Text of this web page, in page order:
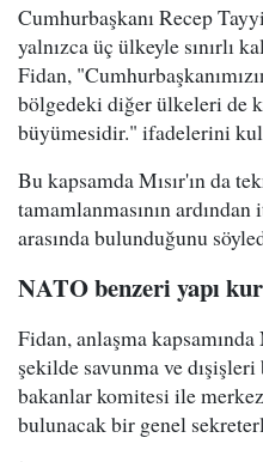
Cumhurbaşkanı Recep
yalnızca üç ülkeyle sınırlı
Fidan,
bölgedeki diğer ülkeleri de
büyümesidir." ifadelerini
Bu kapsamda Mısır'ın da
tamamlanmasının
arasında bulunduğunu
NATO benzeri yapı
Fidan, anlaşma
şekilde savunma ve
bakanlar komitesi ile
bulunacak bir genel